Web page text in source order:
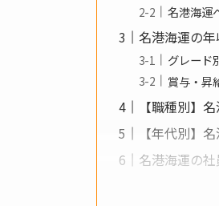
名港海運
名港海運の
グレード
賞与・昇
【職種別】
【年代別】
名港海運の